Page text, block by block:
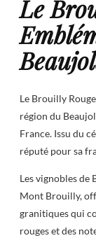
Le
Le Brouilly
région du
France. Issu du
réputé pour sa
Les vignobles de
Mont Brouilly,
granitiques qui
rouges et des